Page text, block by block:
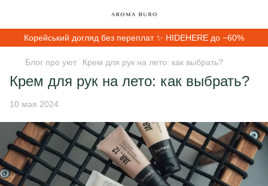
Корейський догляд без переплат ✨ HIDEHERE до −60%
Блог про уют Крем для рук на лето: как выбрать?
Крем для рук на лето: как выбрать?
10 мая 2024